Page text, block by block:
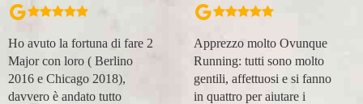
Ho avuto la fortuna di fare 2
Major con loro ( Berlino
2016 e Chicago 2018),
davvero è andato tutto
Apprezzo molto Ovunque
Running: tutti sono molto
gentili, affettuosi e si fanno
in quattro per aiutare i